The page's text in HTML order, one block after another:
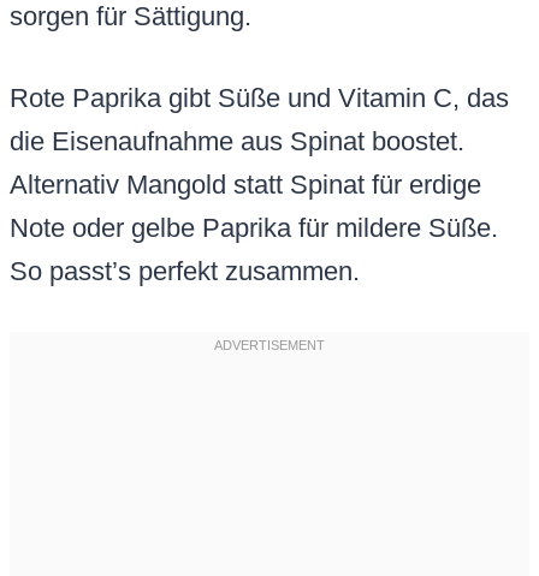
sorgen für Sättigung.
Rote Paprika gibt Süße und Vitamin C, das
die Eisenaufnahme aus Spinat boostet.
Alternativ Mangold statt Spinat für erdige
Note oder gelbe Paprika für mildere Süße.
So passt’s perfekt zusammen.